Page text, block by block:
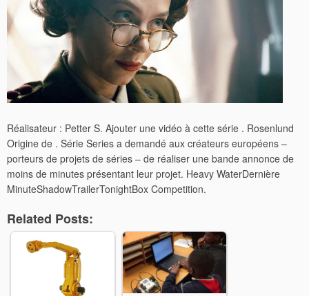
Réalisateur : Petter S. Ajouter une vidéo à cette série . Rosenlund
Origine de . Série Series a demandé aux créateurs européens –
porteurs de projets de séries – de réaliser une bande annonce de
moins de minutes présentant leur projet. Heavy WaterDernière
MinuteShadowTrailerTonightBox Competition.
Related Posts: